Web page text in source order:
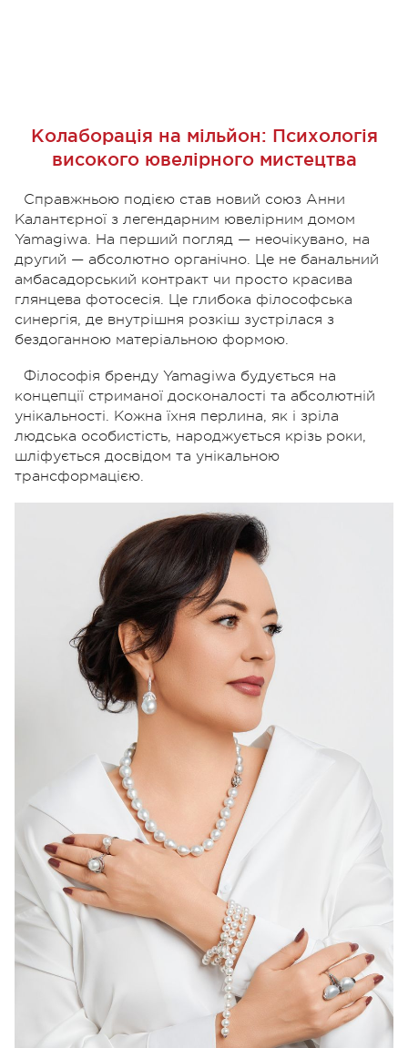
Колаборація на мільйон: Психологія
високого ювелірного мистецтва
Справжньою подією став новий союз Анни
Калантєрної з легендарним ювелірним домом
Yamagiwa. На перший погляд — неочікувано, на
другий — абсолютно органічно. Це не банальний
амбасадорський контракт чи просто красива
глянцева фотосесія. Це глибока філософська
синергія, де внутрішня розкіш зустрілася з
бездоганною матеріальною формою.
Філософія бренду Yamagiwa будується на
концепції стриманої досконалості та абсолютній
унікальності. Кожна їхня перлина, як і зріла
людська особистість, народжується крізь роки,
шліфується досвідом та унікальною
трансформацією.